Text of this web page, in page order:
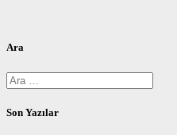
Ara
Arama:
Son Yazılar